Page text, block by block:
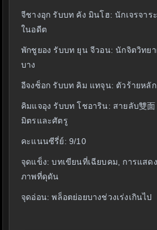
จีชางอุก รับบท คัง มินโฮ: นักเจรจา
ในอดีต
พักชูยอง รับบท ยุน จีวอน: นักจิตวิทยา
บาง
อีจงซ็อก รับบท คิม แทจุน: ตัวร้ายหลัก
คิมแจอุง รับบท โชอาริน: สายลับ雙面
มิตรและศัตรู
คะแนนซีรี่ย์: 9/10
จุดแข็ง: บทเขียนที่เฉียบคม, การแสด
ภาพที่ดุดัน
จุดอ่อน: พล็อตย่อยบางช่วงเร่งเกินไป